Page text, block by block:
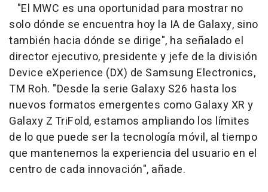
"El MWC es una oportunidad para mostrar no
solo dónde se encuentra hoy la IA de Galaxy, sino
también hacia dónde se dirige", ha señalado el
director ejecutivo, presidente y jefe de la división
Device eXperience (DX) de Samsung Electronics,
TM Roh. "Desde la serie Galaxy S26 hasta los
nuevos formatos emergentes como Galaxy XR y
Galaxy Z TriFold, estamos ampliando los límites
de lo que puede ser la tecnología móvil, al tiempo
que mantenemos la experiencia del usuario en el
centro de cada innovación", añade.